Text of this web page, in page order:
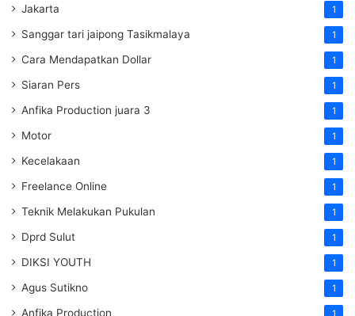
Jakarta 1
Sanggar tari jaipong Tasikmalaya 1
Cara Mendapatkan Dollar 1
Siaran Pers 1
Anfika Production juara 3 1
Motor 1
Kecelakaan 1
Freelance Online 1
Teknik Melakukan Pukulan 1
Dprd Sulut 1
DIKSI YOUTH 1
Agus Sutikno 1
Anfika Production 1